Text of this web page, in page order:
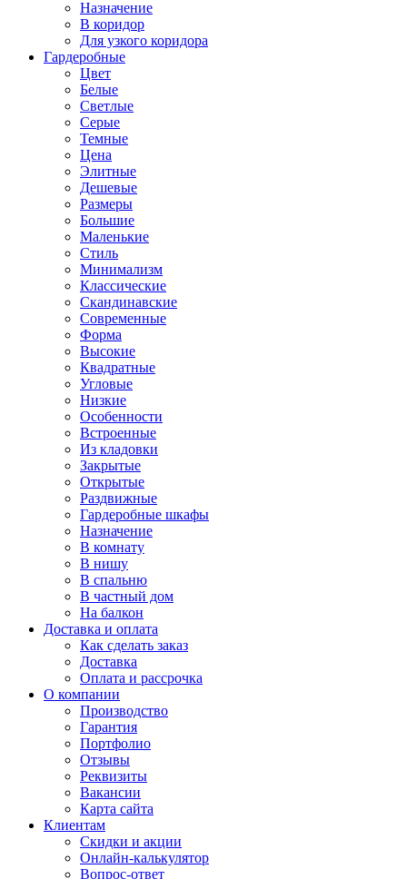
Назначение
В коридор
Для узкого коридора
Гардеробные
Цвет
Белые
Светлые
Серые
Темные
Цена
Элитные
Дешевые
Размеры
Большие
Маленькие
Стиль
Минимализм
Классические
Скандинавские
Современные
Форма
Высокие
Квадратные
Угловые
Низкие
Особенности
Встроенные
Из кладовки
Закрытые
Открытые
Раздвижные
Гардеробные шкафы
Назначение
В комнату
В нишу
В спальню
В частный дом
На балкон
Доставка и оплата
Как сделать заказ
Доставка
Оплата и рассрочка
О компании
Производство
Гарантия
Портфолио
Отзывы
Реквизиты
Вакансии
Карта сайта
Клиентам
Скидки и акции
Онлайн-калькулятор
Вопрос-ответ